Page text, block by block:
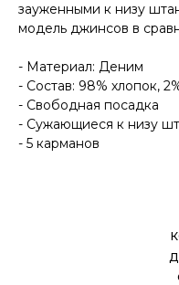
зауженными к низу
модель джинсов в
- Материал: Деним
- Состав: 98% хлопок,
- Свободная посадка
- Сужающиеся к низу
- 5 карманов